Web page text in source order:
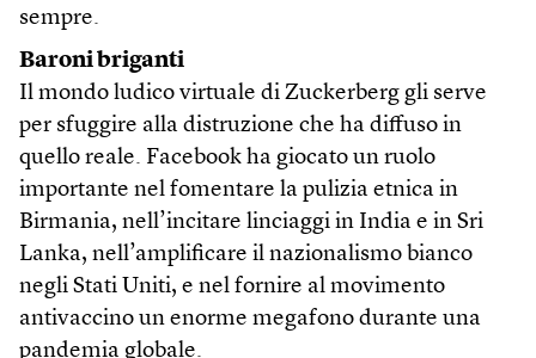
sempre.
Baroni briganti
Il mondo ludico virtuale di Zuckerberg gli serve
per sfuggire alla distruzione che ha diffuso in
quello reale. Facebook ha giocato un ruolo
importante nel fomentare la pulizia etnica in
Birmania, nell’incitare linciaggi in India e in Sri
Lanka, nell’amplificare il nazionalismo bianco
negli Stati Uniti, e nel fornire al movimento
antivaccino un enorme megafono durante una
pandemia globale.